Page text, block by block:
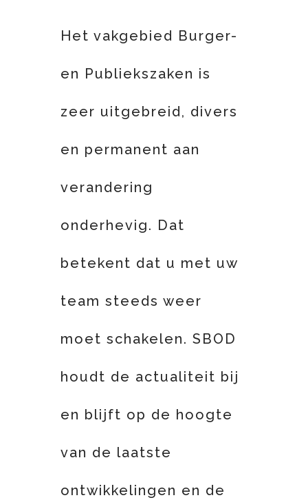
Het vakgebied Burger-
en Publiekszaken is
zeer uitgebreid, divers
en permanent aan
verandering
onderhevig. Dat
betekent dat u met uw
team steeds weer
moet schakelen. SBOD
houdt de actualiteit bij
en blijft op de hoogte
van de laatste
ontwikkelingen en de